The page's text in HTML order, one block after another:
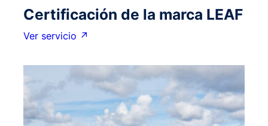
Certificación de la marca LEAF
Ver servicio ↗